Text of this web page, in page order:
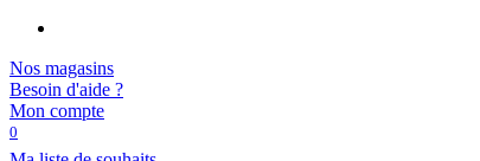
Nos magasins
Besoin d'aide ?
Mon compte
0